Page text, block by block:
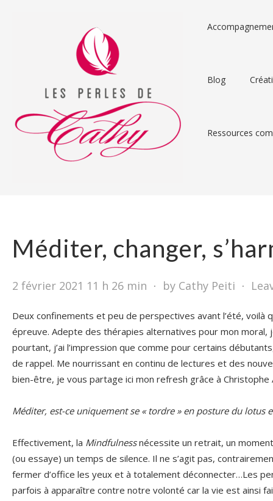
Blog
Ressources
Méditer, changer,
2 février 2021 11 h 26 min ⋅ by Cathy Peiti ⋅
Deux confinements et peu de perspectives avant l’été, voilà
épreuve. Adepte des thérapies alternatives pour mon moral,
pourtant, j’ai l’impression que comme pour certains
de rappel. Me nourrissant en continu de lectures et des
bien-être, je vous partage ici mon refresh grâce à Christophe
Méditer, est-ce uniquement se « tordre » en posture du lotus
Effectivement, la Mindfulnessnécessite un retrait, un
(ou essaye) un temps de silence. Il ne s’agit pas,
fermer d’office les yeux et à totalement déconnecter…Les
parfois à apparaître contre notre volonté car la vie est ainsi